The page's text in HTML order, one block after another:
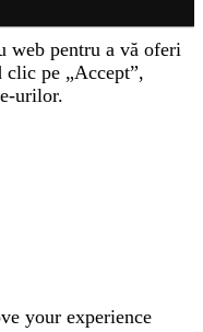
web pentru a vă oferi
clic pe „Accept”,
urilor.
your experience